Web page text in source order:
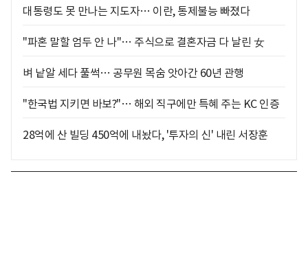
대통령도 못 만나는 지도자… 이란, 통제불능 빠졌다
"파혼 말할 엄두 안 나"… 주식으로 결혼자금 다 날린 女
벼 낱알 세다 풀썩… 공무원 목숨 앗아간 60년 관행
"한국법 지키면 바보?"… 해외 직구에만 특혜 주는 KC 인증
28억에 산 빌딩 450억에 내놨다, '투자의 신' 내린 서장훈